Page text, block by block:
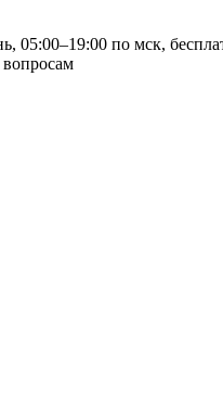
05:00–19:00 по мск,